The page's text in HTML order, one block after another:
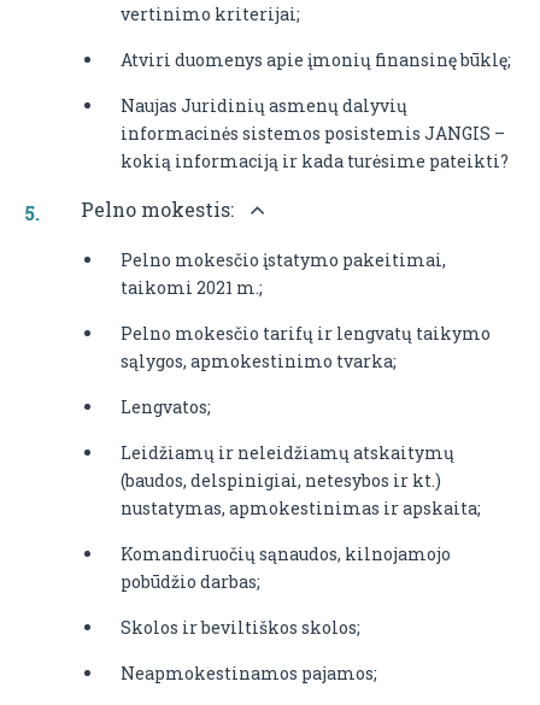
vertinimo kriterijai;
Atviri duomenys apie įmonių finansinę būklę;
Naujas Juridinių asmenų dalyvių
informacinės sistemos posistemis JANGIS –
kokią informaciją ir kada turėsime pateikti?
Pelno mokestis:
Pelno mokesčio įstatymo pakeitimai,
taikomi 2021 m.;
Pelno mokesčio tarifų ir lengvatų taikymo
sąlygos, apmokestinimo tvarka;
Lengvatos;
Leidžiamų ir neleidžiamų atskaitymų
(baudos, delspinigiai, netesybos ir kt.)
nustatymas, apmokestinimas ir apskaita;
Komandiruočių sąnaudos, kilnojamojo
pobūdžio darbas;
Skolos ir beviltiškos skolos;
Neapmokestinamos pajamos;